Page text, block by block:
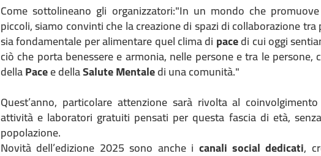
Come sottolineano gli organizzatori:"In un mondo che
piccoli, siamo convinti che la creazione di spazi di collaborazione
sia fondamentale per alimentare quel clima di pacedi cui oggi
ciò che porta benessere e armonia, nelle persone e tra le persone,
dellaPacee dellaSalute Mentaledi una comunità."
Quest’anno, particolare attenzione sarà rivolta al
attività e laboratori gratuiti pensati per questa fascia di età,
popolazione.
Novità dell’edizione 2025 sono anche i canali social dedicati,